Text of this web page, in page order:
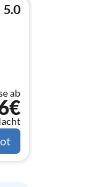
5.0
ab